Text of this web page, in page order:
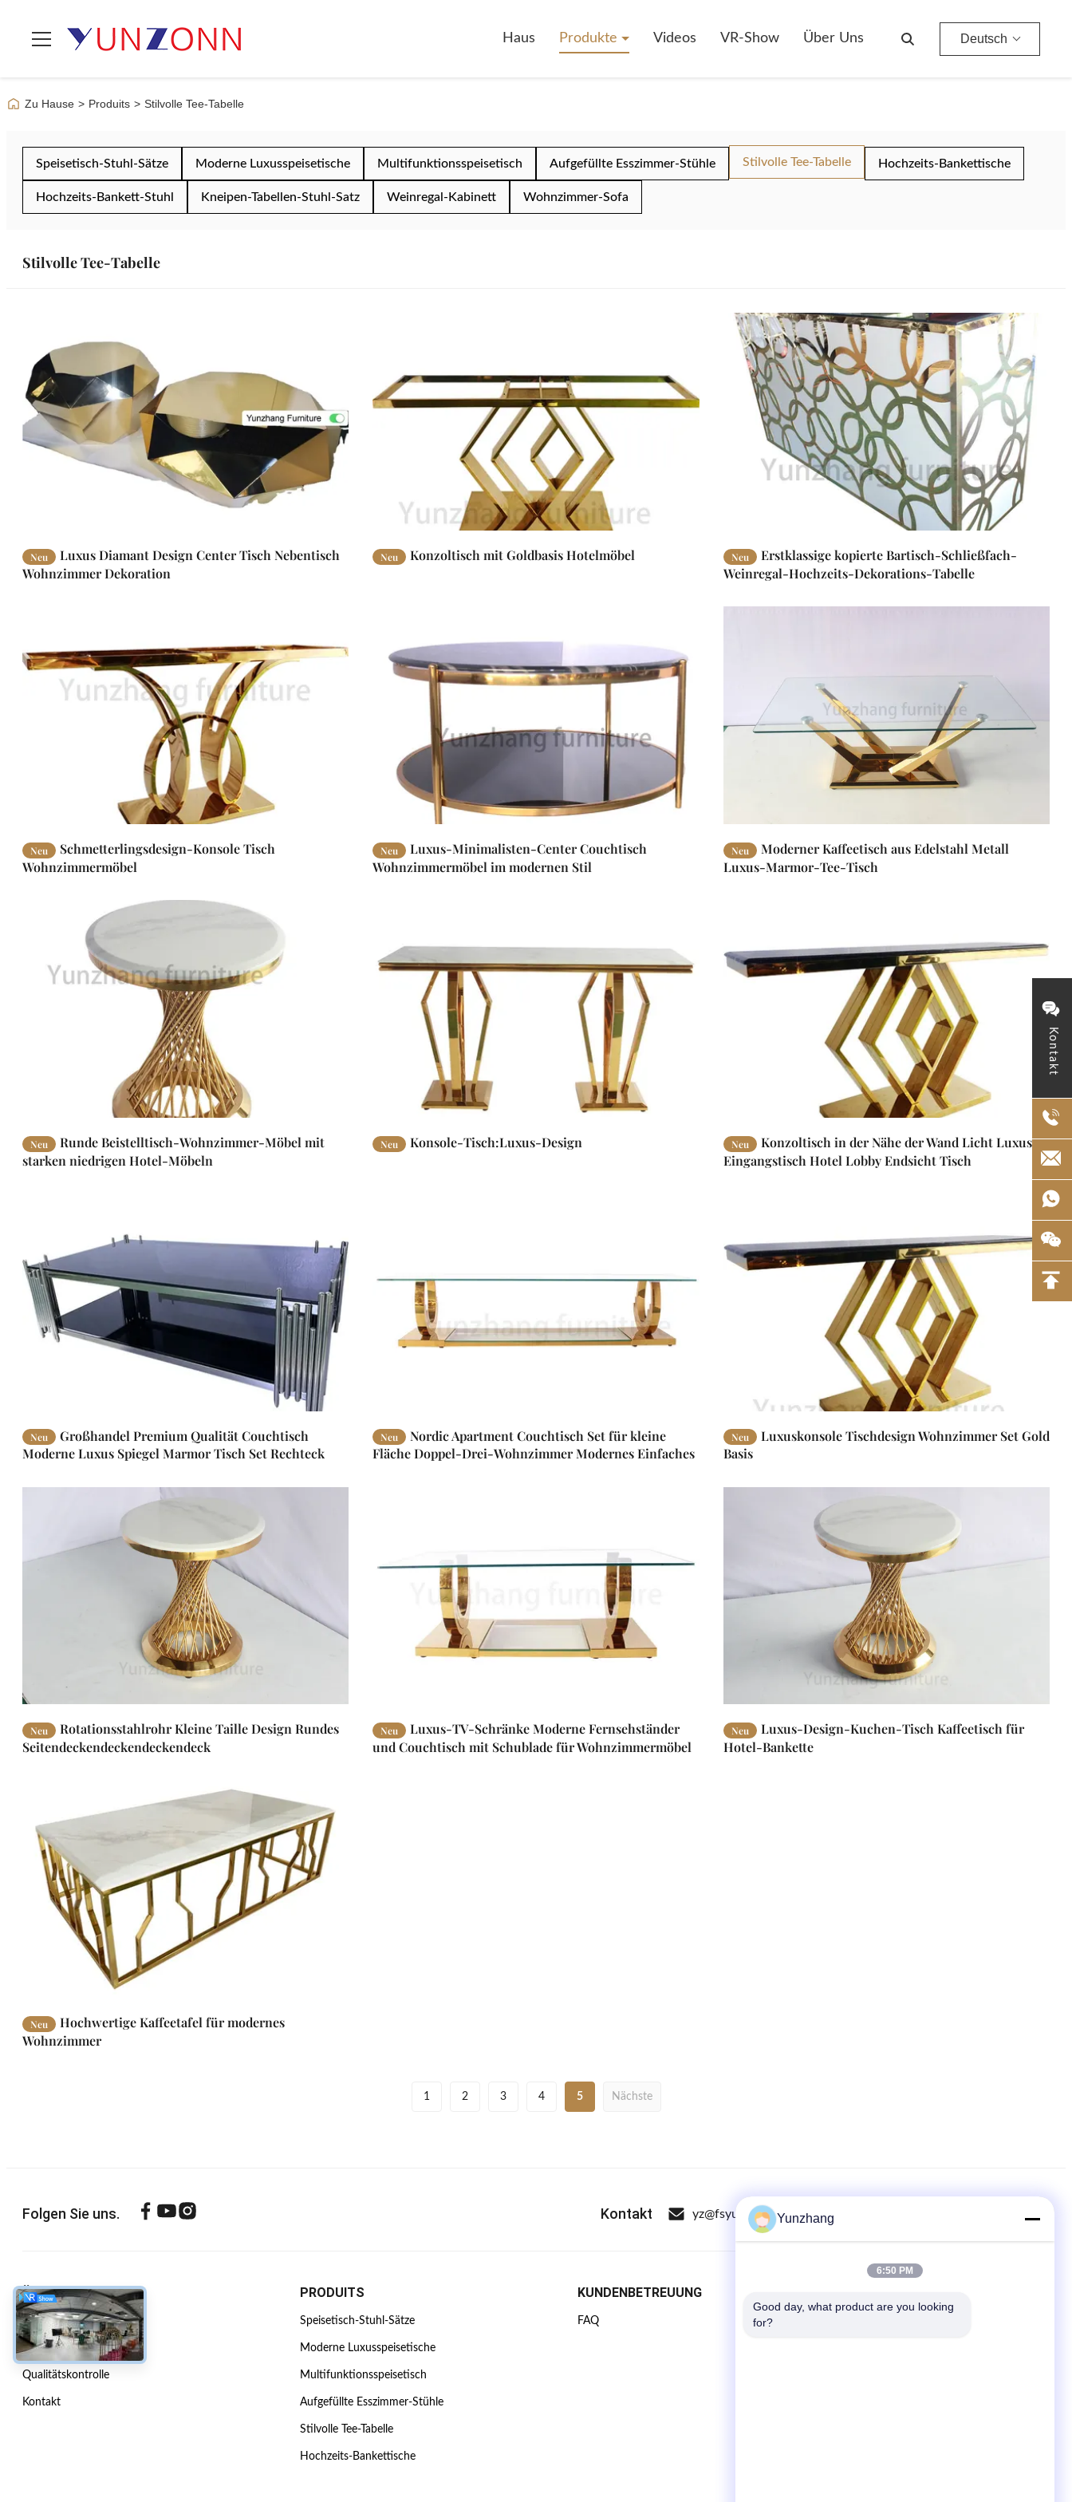
Kontakt
Haus Produkte Videos VR-Show Über Uns Deutsch
Zu Hause > Produits > Stilvolle Tee-Tabelle
Speisetisch-Stuhl-Sätze Moderne Luxusspeisetische Multifunktionsspeisetisch Aufgefüllte Esszimmer-Stühle Stilvolle Tee-Tabelle Hochzeits-Bankettische
Hochzeits-Bankett-Stuhl Kneipen-Tabellen-Stuhl-Satz Weinregal-Kabinett Wohnzimmer-Sofa
Stilvolle Tee-Tabelle
Neu
Luxus Diamant Design Center Tisch Nebentisch
Wohnzimmer Dekoration
Neu Konzoltisch mit Goldbasis Hotelmöbel Neu
Erstklassige kopierte Bartisch-Schließfach-
Weinregal-Hochzeits-Dekorations-Tabelle
Neu
Schmetterlingsdesign-Konsole Tisch
Wohnzimmermöbel
Neu
Luxus-Minimalisten-Center Couchtisch
Wohnzimmermöbel im modernen Stil
Neu
Moderner Kaffeetisch aus Edelstahl Metall
Luxus-Marmor-Tee-Tisch
Neu
Runde Beistelltisch-Wohnzimmer-Möbel mit
starken niedrigen Hotel-Möbeln
Neu Konsole-Tisch:Luxus-Design Neu
Konzoltisch in der Nähe der Wand Licht Luxus
Eingangstisch Hotel Lobby Endsicht Tisch
Neu
Großhandel Premium Qualität Couchtisch
Moderne Luxus Spiegel Marmor Tisch Set Rechteck
Neu
Nordic Apartment Couchtisch Set für kleine
Fläche Doppel-Drei-Wohnzimmer Modernes Einfaches
Neu
Luxuskonsole Tischdesign Wohnzimmer Set Gold
Basis
Neu
Rotationsstahlrohr Kleine Taille Design Rundes
Seitendeckendeckendeckendeck
Neu
Luxus-TV-Schränke Moderne Fernsehständer
und Couchtisch mit Schublade für Wohnzimmermöbel
Neu
Luxus-Design-Kuchen-Tisch Kaffeetisch für
Hotel-Bankette
Neu
Hochwertige Kaffeetafel für modernes
Wohnzimmer
1 2 3 4 5 Nächste
Folgen Sie uns. Kontakt yz@fsyunzhang.com 8615779216269
ÜBER UNS
Firmenprofil
Werksbesichtigung
Qualitätskontrolle
Kontakt
PRODUITS
Speisetisch-Stuhl-Sätze
Moderne Luxusspeisetische
Multifunktionsspeisetisch
Aufgefüllte Esszimmer-Stühle
Stilvolle Tee-Tabelle
Hochzeits-Bankettische
KUNDENBETREUUNG
FAQ
Yunzhang
6:50 PM
Good day, what product are you looking
for?